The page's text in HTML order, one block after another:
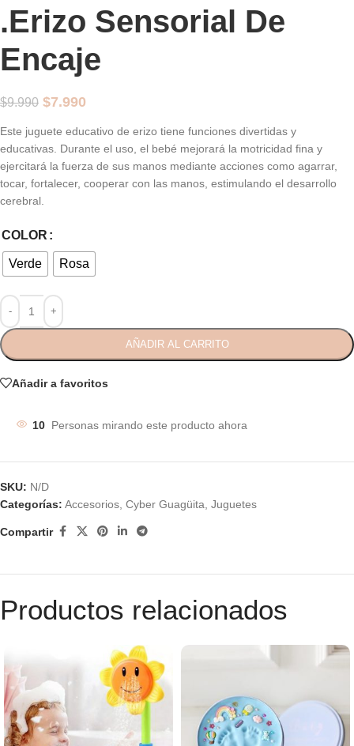
.Erizo Sensorial De
Encaje
$9.990 $7.990
Este juguete educativo de erizo tiene funciones divertidas y
educativas. Durante el uso, el bebé mejorará la motricidad fina y
ejercitará la fuerza de sus manos mediante acciones como agarrar,
tocar, fortalecer, cooperar con las manos, estimulando el desarrollo
cerebral.
COLOR
Verde Rosa
AÑADIR AL CARRITO
Añadir a favoritos
10 Personas mirando este producto ahora
SKU: N/D
Categorías: Accesorios, Cyber Guagüita, Juguetes
Compartir
Productos relacionados